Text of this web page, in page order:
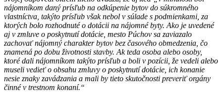
nájomníkom daný prísľub na odkúpenie bytov do súkromného
vlastníctva, takýto prísľub však nebol v súlade s podmienkami, za
ktorých bolo rozhodnuté o dotácii na nájomné byty. Ako je uvedené
aj v zmluve o poskytnutí dotácie, mesto Púchov sa zaviazalo
zachovať nájomný charakter bytov bez časového obmedzenia, čo
znamená po dobu životnosti stavby. Ak teda osoba alebo osoby,
ktoré dali nájomníkom takýto prísľub a boli v pozícii, že vedeli alebo
museli vedieť o obsahu zmluvy o poskytnutí dotácie, ich konanie
nesie znaky zavádzania a mali by tieto skutočnosti preveriť orgány
činné v trestnom konaní.“